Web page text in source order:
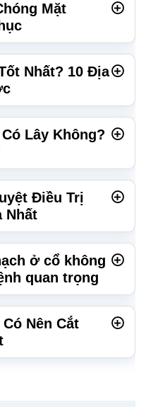
Mặt
Nhất? 10 Địa
Lây Không?
Điều Trị
Nhất
ở cổ không
quan trọng
Nên Cắt